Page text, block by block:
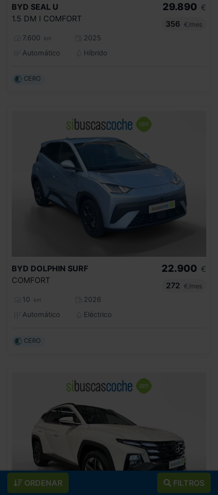
ORDENAR FILTROS
BYD SEAL U
1.5 DM I COMFORT
7.600 km
2025
Automático
Híbrido
29.890 €
356
€/mes
CERO
BYD DOLPHIN SURF
COMFORT
10 km
2026
Automático
Eléctrico
22.900 €
272
€/mes
CERO